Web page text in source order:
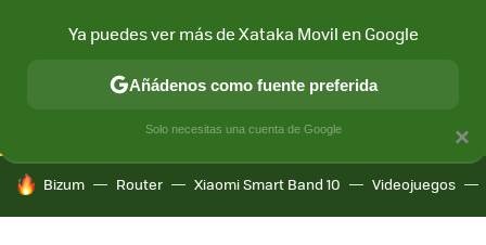
CONECTIVIDAD MÓVIL Y SOCIEDAD APLICACIONES
HOY SE HABLA DE
Bizum Router Xiaomi Smart Band 10 Videojuegos
×
Ya puedes ver más de Xataka Movil en Google
Añádenos como fuente preferida
Solo necesitas una cuenta de Google